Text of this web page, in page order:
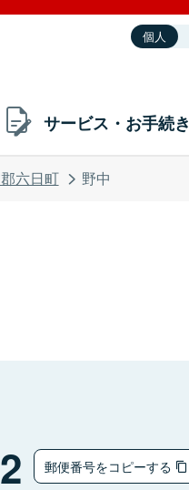
個人
サービス・お手続き
六日町 野中
郵便番号をコピーする